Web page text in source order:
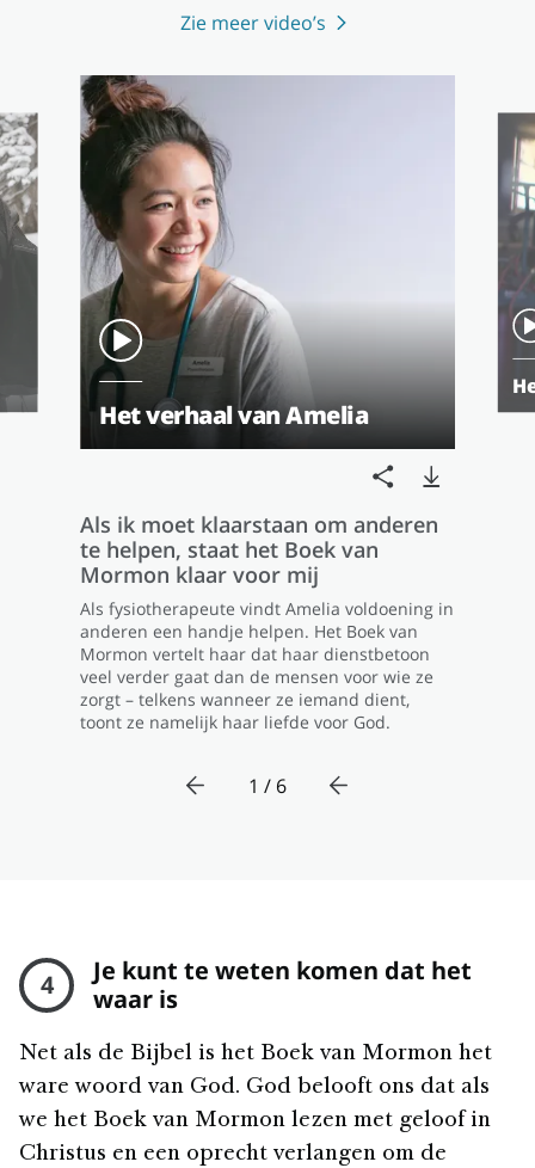
Zie meer video’s
Het verhaal van Amelia
Als ik moet klaarstaan om anderen
te helpen, staat het Boek van
Mormon klaar voor mij
Als fysiotherapeute vindt Amelia voldoening in
anderen een handje helpen. Het Boek van
Mormon vertelt haar dat haar dienstbetoon
veel verder gaat dan de mensen voor wie ze
zorgt – telkens wanneer ze iemand dient,
toont ze namelijk haar liefde voor God.
1 / 6
4
Je kunt te weten komen dat het
waar is
Net als de Bijbel is het Boek van Mormon het
ware woord van God. God belooft ons dat als
we het Boek van Mormon lezen met geloof in
Christus en een oprecht verlangen om de